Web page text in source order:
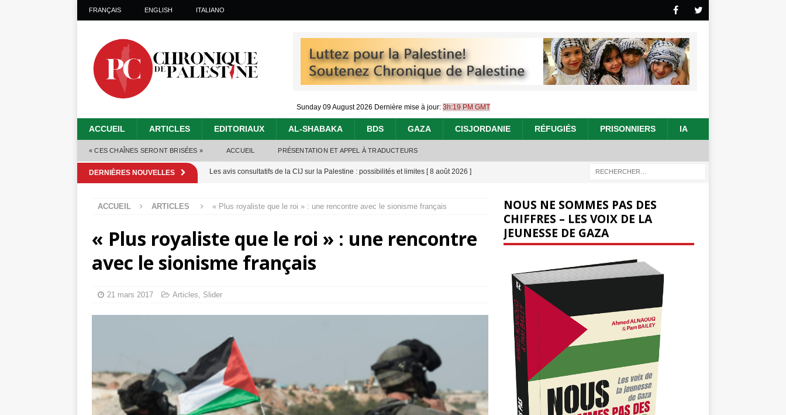
FRANÇAIS ENGLISH ITALIANO
Sunday 09 August 2026 Dernière mise à jour: 3h:19 PM GMT
ACCUEIL ARTICLES EDITORIAUX AL-SHABAKA BDS GAZA CISJORDANIE RÉFUGIÉS PRISONNIERS IA
« CES CHAÎNES SERONT BRISÉES » ACCUEIL PRÉSENTATION ET APPEL À TRADUCTEURS
DERNIÈRES NOUVELLES Les avis consultatifs de la CIJ sur la Palestine : possibilités et limites [ 8 août 2026 ]
Gaza : les Israéliens bombardent des entrepôts de médicaments, aggravant ainsi la
crise sanitaire déjà dramatique [ 7 août 2026 ]
Capituler ou mourir : le « processus de paix » à Gaza et la propagande occidentale
6 août 2026 ]
Le déploiement du Maroc à Gaza est dénoncé comme de la complicité avec le
ACCUEIL ARTICLES « Plus royaliste que le roi » : une rencontre avec le sionisme français
« Plus royaliste que le roi » : une rencontre
avec le sionisme français
21 mars 2017 Articles, Slider
NOUS NE SOMMES PAS DES
CHIFFRES – LES VOIX DE LA
JEUNESSE DE GAZA